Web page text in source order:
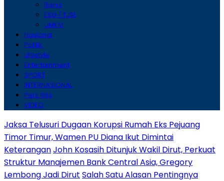
Bisnis
ESG / TJSL
UMKM
Nasional
Politik
Lifestyle
Entertainment
SPORT
INTERNASIONAL
Pers Rilis
VIDEO
Jaksa Telusuri Dugaan Korupsi Rumah Eks Pejuang
Timor Timur, Wamen PU Diana Ikut Dimintai
KeteranganJohn Kosasih Ditunjuk Wakil Dirut, Perkuat
Struktur Manajemen Bank Central Asia, Gregory
Lembong Jadi Dirut Salah Satu Alasan Pentingnya